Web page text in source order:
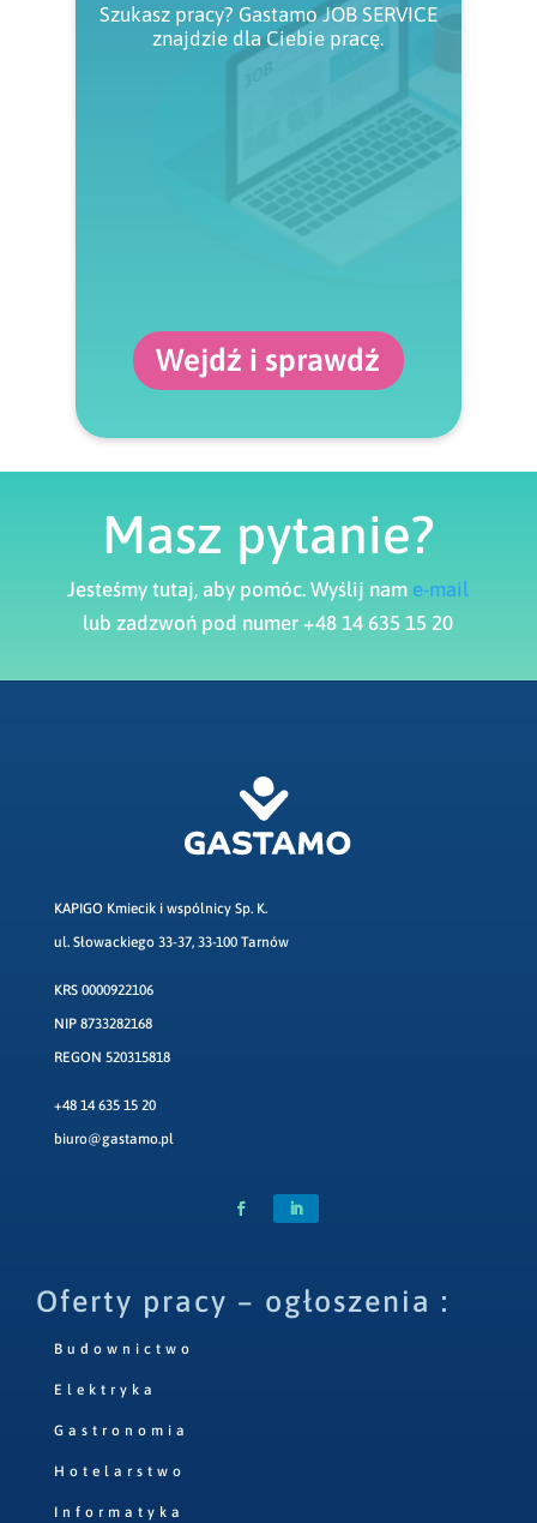
Szukasz pracy? Gastamo JOB SERVICE
znajdzie dla Ciebie pracę.
Wejdź i sprawdź
Masz pytanie?
Jesteśmy tutaj, aby pomóc. Wyślij nam e-mail
lub zadzwoń pod numer +48 14 635 15 20
KAPIGO Kmiecik i wspólnicy Sp. K.
ul. Słowackiego 33-37, 33-100 Tarnów
KRS 0000922106
NIP 8733282168
REGON 520315818
+48 14 635 15 20
biuro@gastamo.pl
Oferty pracy – ogłoszenia :
Budownictwo
Elektryka
Gastronomia
Hotelarstwo
Informatyka